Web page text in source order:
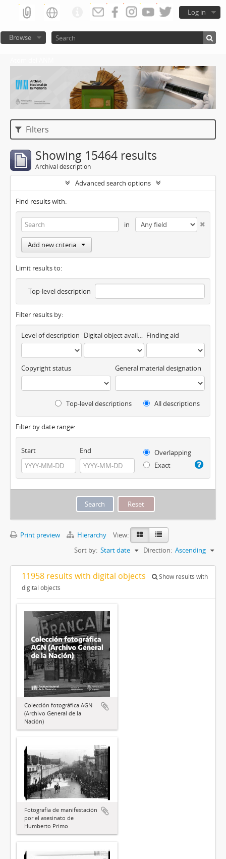
Log in
Browse
Filters
Showing 15464 results
Archival description
Advanced search options
Find results with:
in
Add new criteria
Limit results to:
Top-level description
Filter results by:
Level of description Digital object available Finding aid
Copyright status General material designation
Top-level descriptions All descriptions
Filter by date range:
Start End
Overlapping
Exact
Print preview Hierarchy
View:
Sort by: Start date Direction: Ascending
11958 results with digital objects
Show results with
digital objects
Colección fotográfica AGN
(Archivo General de la
Nación)
Fotografía de manifestación
por el asesinato de
Humberto Primo